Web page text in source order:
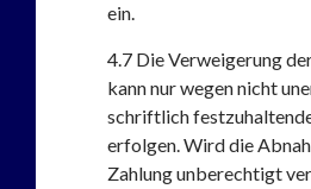
ein.
4.7 Die Verweigerung
kann nur wegen nicht
schriftlich
erfolgen. Wird die
Zahlung unberechtigt